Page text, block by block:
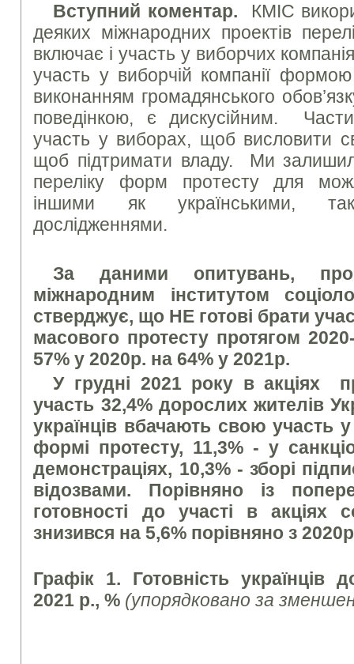
Вступний коментар. КМІС
деяких міжнародних проектів
включає і участь у виборчих
участь у виборчій компанії
виконанням громадянського
поведінкою, є дискусійним.
участь у виборах, щоб висловити
щоб підтримати владу. Ми
переліку форм протесту для
іншими як українськими,
дослідженнями.
За даними опитувань,
міжнародним інститутом
стверджує, що НЕ готові брати
масового протесту протягом
57% у 2020р. на 64% у 2021р.
У грудні 2021 року в акціях
участь 32,4% дорослих жителів
українців вбачають свою участь у
формі протесту, 11,3% - у
демонстраціях, 10,3% - зборі
відозвами. Порівняно із
готовності до участі в акціях
знизився на 5,6% порівняно з
Графік 1. Готовність українців
2021 р., % (упорядковано за